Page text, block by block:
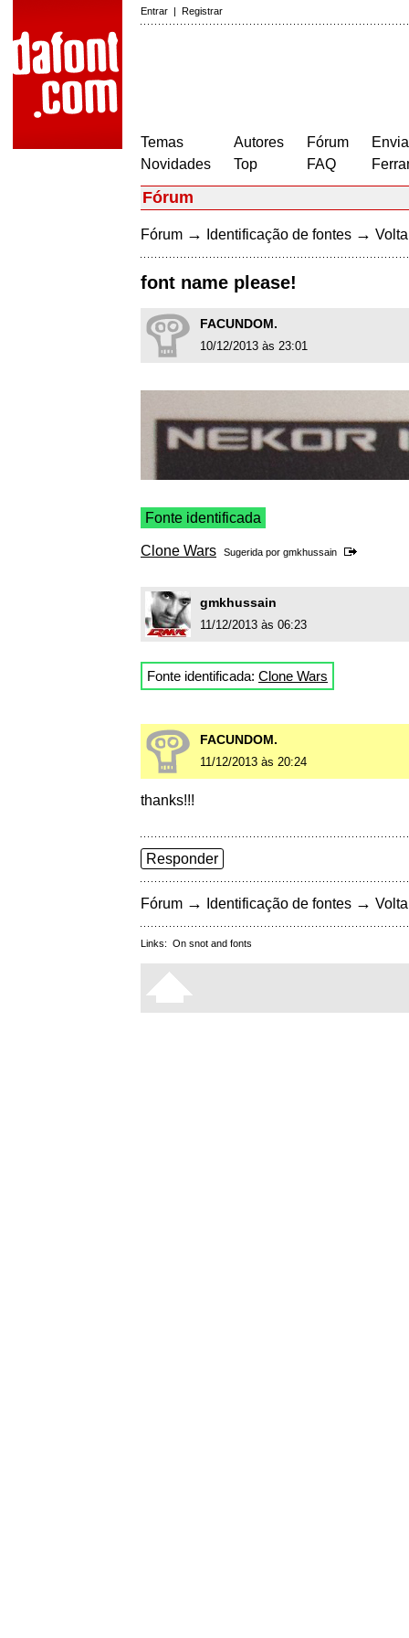
Entrar | Registrar
Temas
Novidades
Autores
Top
Fórum
FAQ
Fórum
Fórum → Identificação de fontes →
font name please!
FACUNDOM.
10/12/2013 às 23:01
Fonte identificada
Clone Wars Sugerida por gmkhussain
gmkhussain
11/12/2013 às 06:23
Fonte identificada: Clone Wars
FACUNDOM.
11/12/2013 às 20:24
thanks!!!
Responder
Fórum → Identificação de fontes →
Links: On snot and fonts